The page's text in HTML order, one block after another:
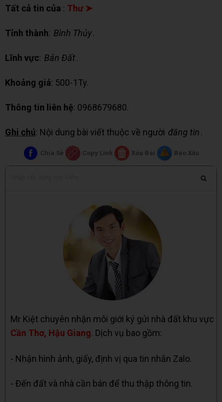
Tất cả tin của : Thư ➤
Tỉnh thành: Bình Thủy.
Lĩnh vực: Bán Đất.
Khoảng giá: 500-1Ty.
Thông tin liên hệ: 0968679680.
Ghi chú: Nội dung bài viết thuộc về người đăng tin.
Chia Sẻ Copy Link Xóa Bài Báo Xấu
Mr Kiệt chuyên nhận môi giới ký gửi nhà đất khu vực
Cần Thơ, Hậu Giang. Dịch vụ bao gồm:
- Nhận hình ảnh, giấy, định vị qua tin nhắn Zalo.
- Đến đất và nhà cần bán để thu thập thông tin.